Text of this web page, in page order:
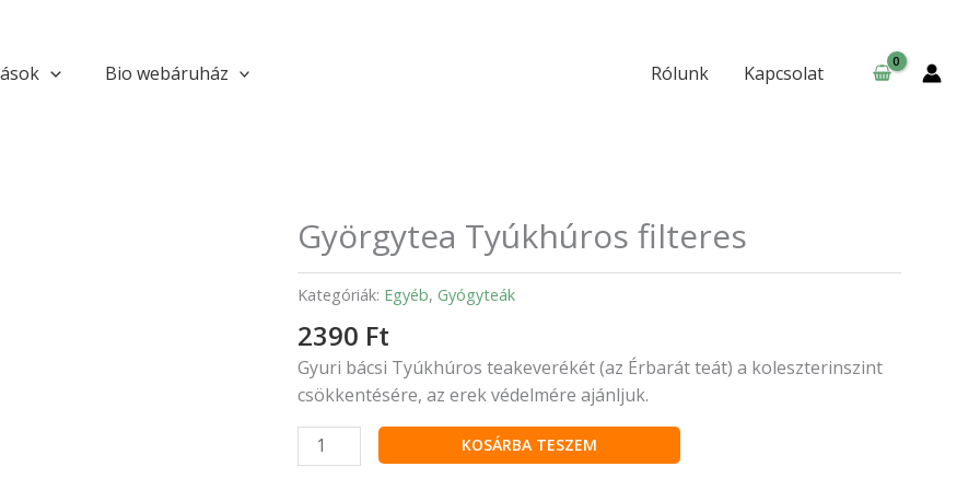
Bio webáruház Rólunk Kapcsolat
Györgytea Tyúkhúros filteres
Kategóriák: Egyéb, Gyógyteák
2390 Ft
Gyuri bácsi Tyúkhúros teakeverékét (az Érbarát teát) a koleszterinszint
csökkentésére, az erek védelmére ajánljuk.
Györgytea
Tyúkhúros
filteres
mennyiség
KOSÁRBA TESZEM